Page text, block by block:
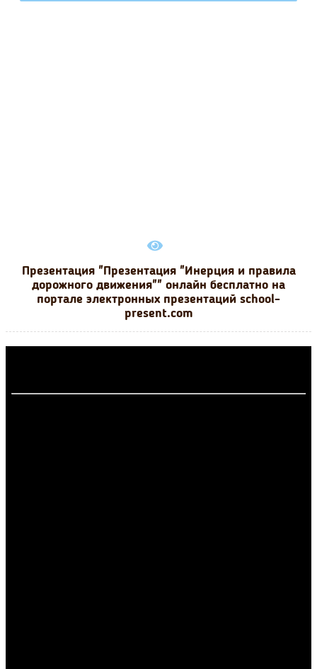
Презентация "Презентация "Инерция и правила
дорожного движения"" онлайн бесплатно на
портале электронных презентаций school-
present.com